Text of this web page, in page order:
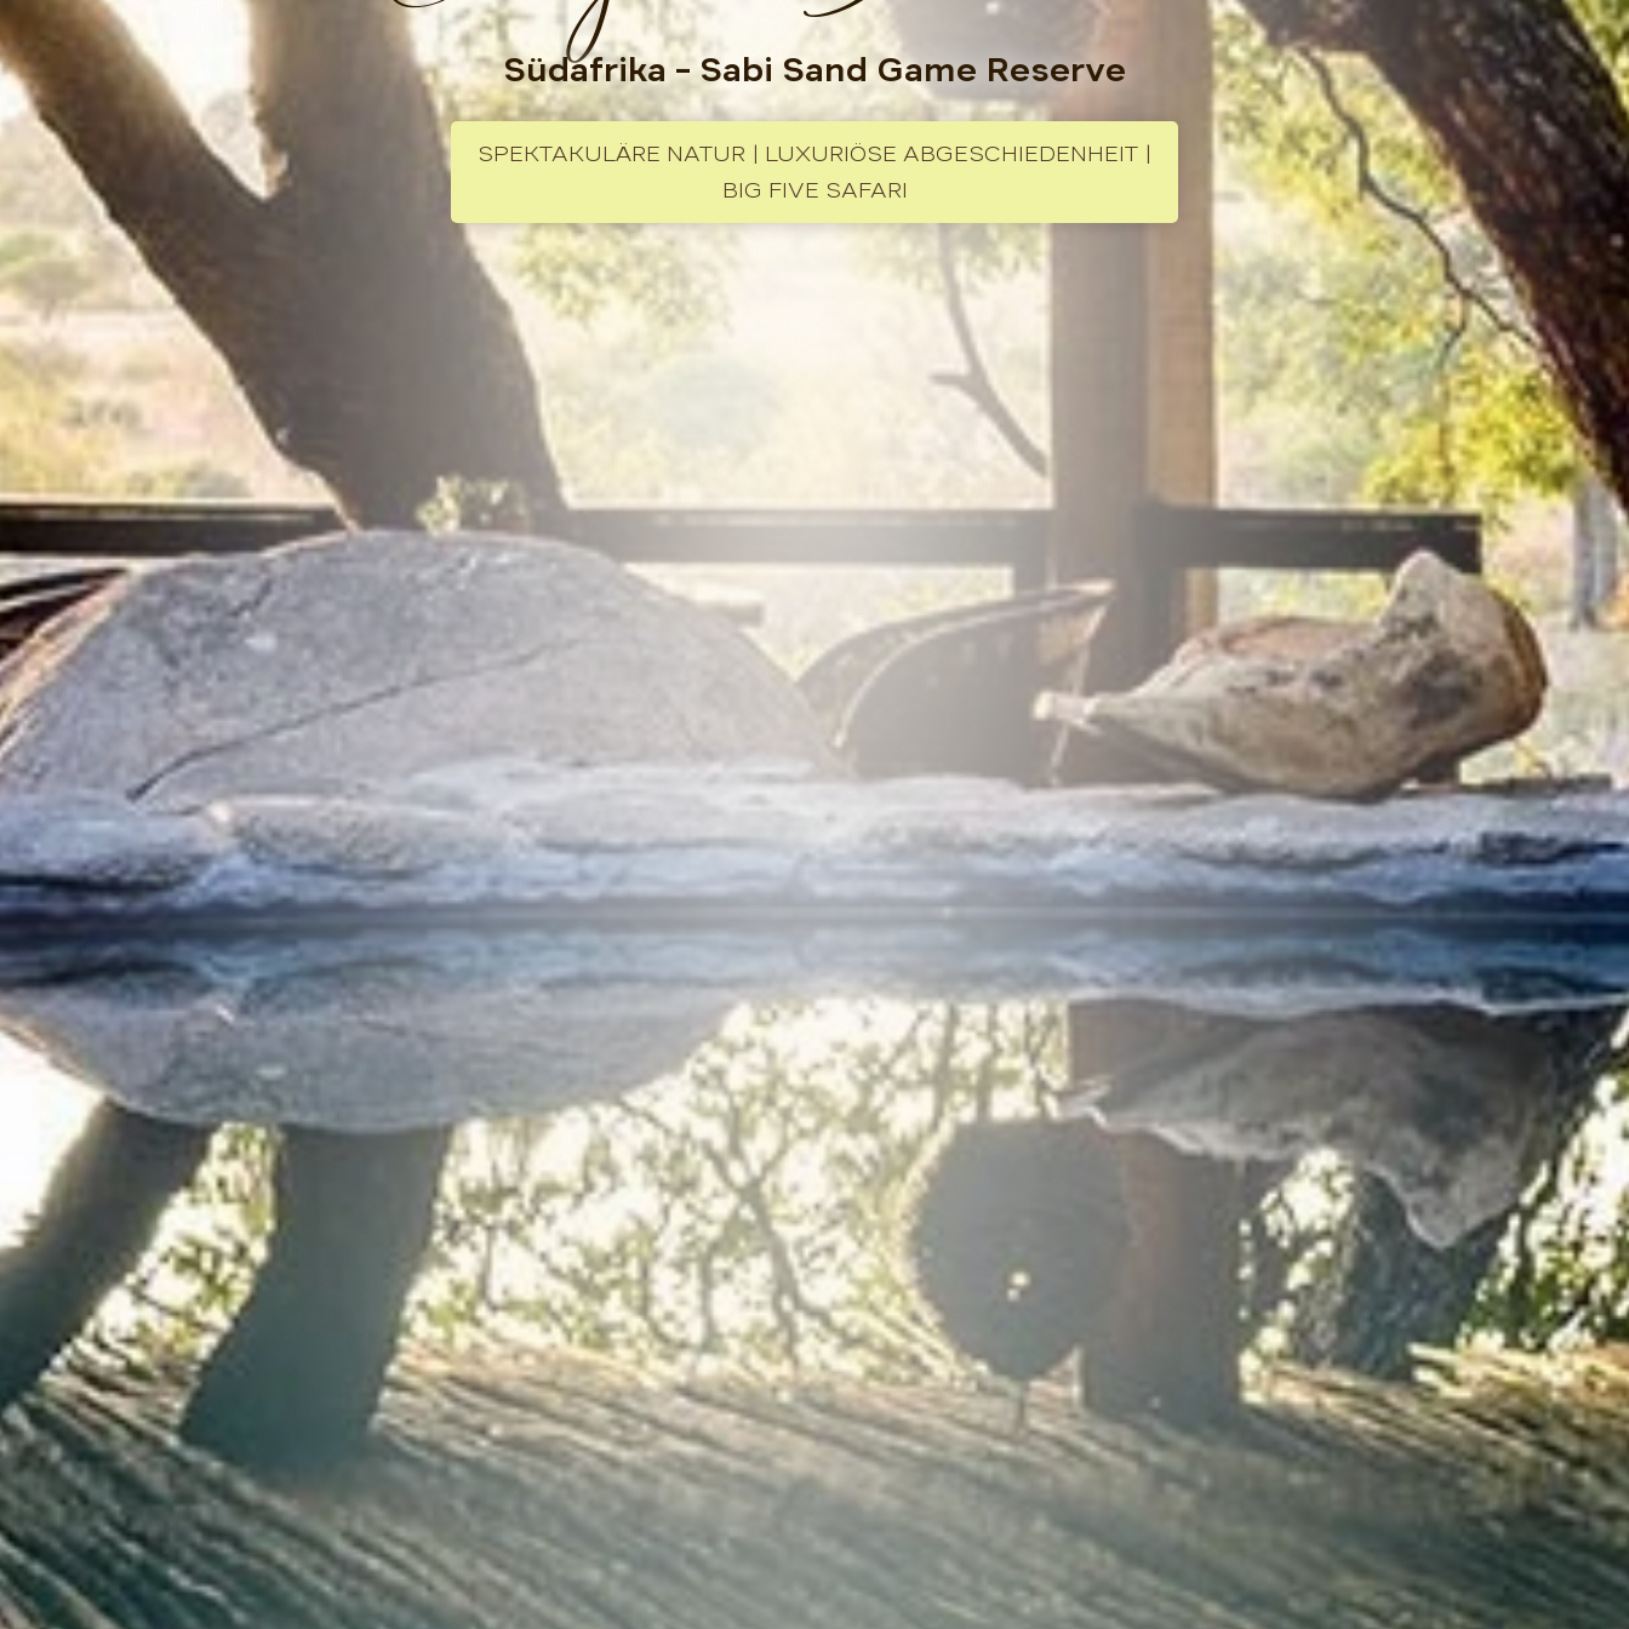
Südafrika – Sabi Sand Game Reserve
SPEKTAKULÄRE NATUR | LUXURIÖSE ABGESCHIEDENHEIT |
BIG FIVE SAFARI